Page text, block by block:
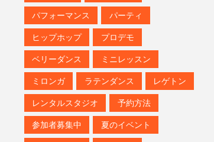
パフォーマンス
パーティ
ヒップホップ
プロデモ
ベリーダンス
ミニレッスン
ミロンガ
ラテンダンス
レゲトン
レンタルスタジオ
予約方法
参加者募集中
夏のイベント